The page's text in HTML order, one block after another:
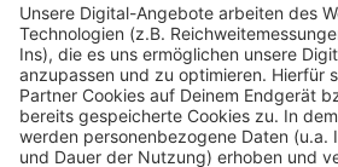
Anzeige